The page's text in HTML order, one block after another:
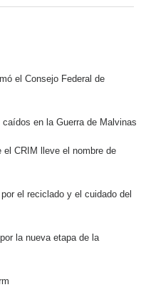
el Consejo Federal de
en la Guerra de Malvinas
el CRIM lleve el nombre de
el reciclado y el cuidado del
la nueva etapa de la